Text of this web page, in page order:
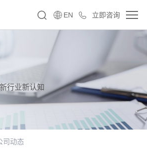
立即咨询
EN
行业新认知
司动态